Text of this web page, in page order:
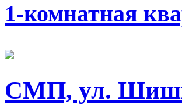
1-комнатная
СМП, ул.